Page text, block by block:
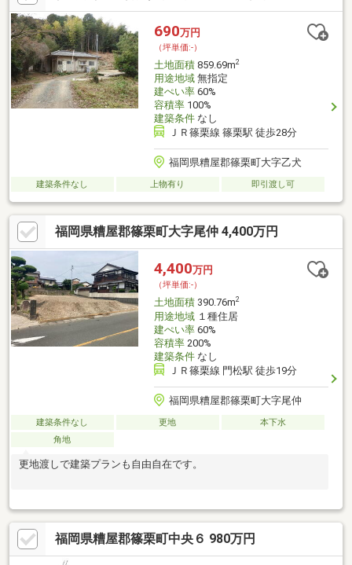
も大歓迎です♪／事前にご予約いただければ、夜間や定休日のご案
内にも柔軟に対応いたします♪住宅ローンに不安がある方や、過去
に審査が難しかった方も、無理のない進め方を一緒に考えていき
ますので、お気軽にご相談ください♪
690万円
（坪単価:-）
土地面積859.69m2
用途地域無指定
建ぺい率60%
容積率100%
建築条件なし
ＪＲ篠栗線 篠栗駅 徒歩28分
福岡県糟屋郡篠栗町大字乙犬
建築条件なし 上物有り 即引渡し可
福岡県糟屋郡篠栗町大字尾仲 4,400万円
4,400万円
（坪単価:-）
土地面積390.76m2
用途地域１種住居
建ぺい率60%
容積率200%
建築条件なし
ＪＲ篠栗線 門松駅 徒歩19分
福岡県糟屋郡篠栗町大字尾仲
建築条件なし 更地
本下水
角地
更地渡しで建築プランも自由自在です。
福岡県糟屋郡篠栗町中央６ 980万円